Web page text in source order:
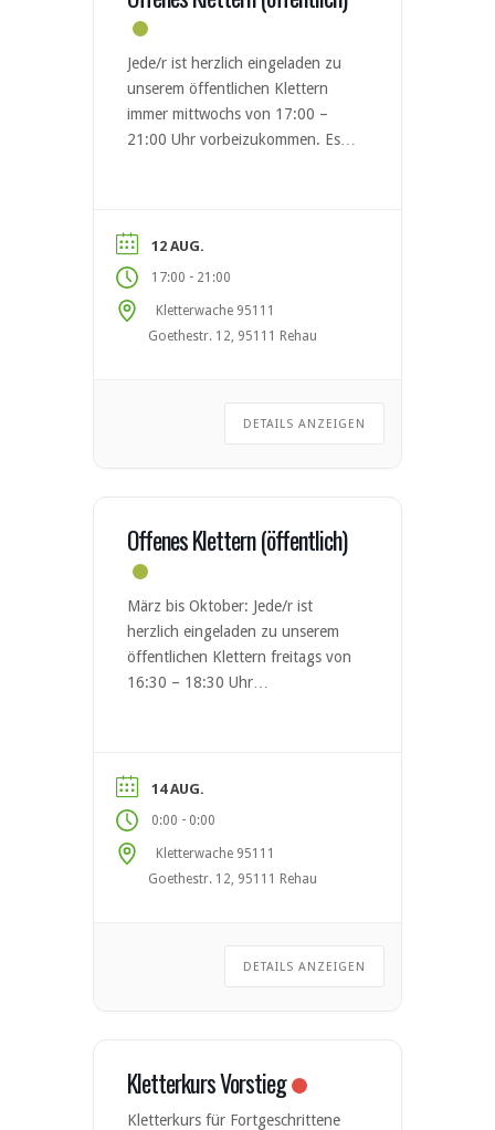
Jede/r ist herzlich eingeladen zu
unserem öffentlichen Klettern
immer mittwochs von 17:00 –
21:00 Uhr vorbeizukommen. Es
(https://www.dav-
hof.de/kletterwache95111/). Auf
Euch wartete eine Indoor-
Boulderanlage und ein
freistehender 15-Meter hoher
Boulderfläche Kilterboard 12×12
12 AUG.
17:00 - 21:00
Kletterwache 95111
Goethestr. 12, 95111 Rehau
DETAILS ANZEIGEN
Offenes Klettern (öffentlich)
März bis Oktober: Jede/r ist
herzlich eingeladen zu unserem
öffentlichen Klettern freitags von
16:30 – 18:30 Uhr
(https://www.dav-
hof.de/kletterwache95111/). Auf
Euch wartete eine Indoor-
Boulderanlage und ein
freistehender 15-Meter hoher
Boulderfläche Kilterboard 12×12
14 AUG.
0:00 - 0:00
Kletterwache 95111
Goethestr. 12, 95111 Rehau
DETAILS ANZEIGEN
Kletterkurs Vorstieg
Kletterkurs für Fortgeschrittene